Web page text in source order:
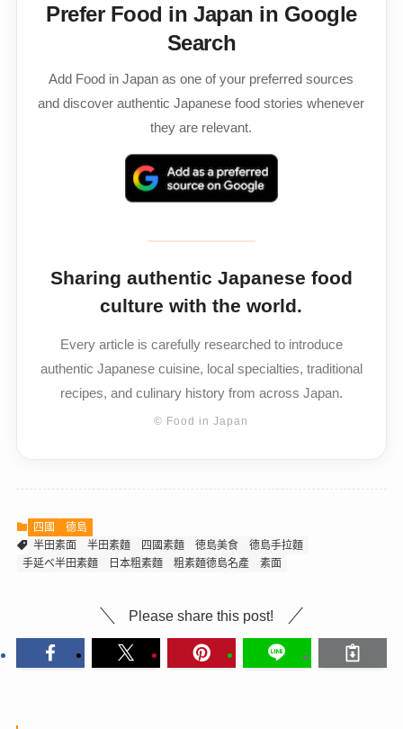
Prefer Food in Japan in Google
Search
Add Food in Japan as one of your preferred sources
and discover authentic Japanese food stories whenever
they are relevant.
Sharing authentic Japanese food
culture with the world.
Every article is carefully researched to introduce
authentic Japanese cuisine, local specialties, traditional
recipes, and culinary history from across Japan.
© Food in Japan
四國
德島
半田素面
半田素麵 四國素麵 徳島美食
德島手拉麵
手延べ半田素麵
日本粗素麵 粗素麵德島名產 素面
Please share this post!